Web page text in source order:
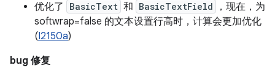
优化了
BasicText 和 BasicTextField
，现在，为
softwrap=false 的文本设置行高时，计算会更加优化
(I2150a)
bug 修复